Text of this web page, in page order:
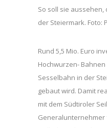
So soll sie
der Steiermark. Foto:
Rund 5,5 Mio. Euro
Hochwurzen-
Sesselbahn in der
gebaut wird. Damit
mit dem Südtiroler
Generalunternehmer